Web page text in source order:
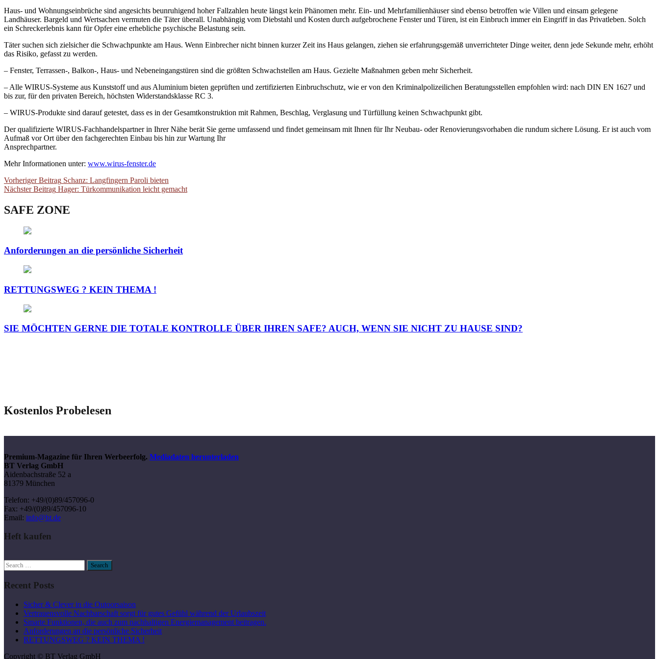
Haus- und Wohnungseinbrüche sind angesichts beunruhigend hoher Fallzahlen heute längst kein Phänomen mehr. Ein- und Mehrfamilienhäuser sind ebenso betroffen wie Villen und einsam gelegene
Landhäuser. Bargeld und Wertsachen vermuten die Täter überall. Unabhängig vom Diebstahl und Kosten durch aufgebrochene Fenster und Türen, ist ein Einbruch immer ein Eingriff in das Privatleben. Solch
ein Schreckerlebnis kann für Opfer eine erhebliche psychische Belastung sein.
Täter suchen sich zielsicher die Schwachpunkte am Haus. Wenn Einbrecher nicht binnen kurzer Zeit ins Haus gelangen, ziehen sie erfahrungsgemäß unverrichteter Dinge weiter, denn jede Sekunde mehr, erhöht
das Risiko, gefasst zu werden.
– Fenster, Terrassen-, Balkon-, Haus- und Nebeneingangstüren sind die größten Schwachstellen am Haus. Gezielte Maßnahmen geben mehr Sicherheit.
– Alle WIRUS-Systeme aus Kunststoff und aus Aluminium bieten geprüften und zertifizierten Einbruchschutz, wie er von den Kriminalpolizeilichen Beratungsstellen empfohlen wird: nach DIN EN 1627 und
bis zur, für den privaten Bereich, höchsten Widerstandsklasse RC 3.
– WIRUS-Produkte sind darauf getestet, dass es in der Gesamtkonstruktion mit Rahmen, Beschlag, Verglasung und Türfüllung keinen Schwachpunkt gibt.
Der qualifizierte WIRUS-Fachhandelspartner in Ihrer Nähe berät Sie gerne umfassend und findet gemeinsam mit Ihnen für Ihr Neubau- oder Renovierungsvorhaben die rundum sichere Lösung. Er ist auch vom
Aufmaß vor Ort über den fachgerechten Einbau bis hin zur Wartung Ihr
Ansprechpartner.
Mehr Informationen unter: www.wirus-fenster.de
Post
navigation
Vorheriger Beitrag Previous
post:
Schanz: Langfingern Paroli bieten
Nächster Beitrag Next
Hager: Türkommunikation leicht gemacht
SAFE ZONE
Anforderungen an die persönliche Sicherheit
RETTUNGSWEG ? KEIN THEMA !
SIE MÖCHTEN GERNE DIE TOTALE KONTROLLE ÜBER IHREN SAFE? AUCH, WENN SIE NICHT ZU HAUSE SIND?
Kostenlos Probelesen
Premium-Magazine für Ihren Werbeerfolg. Mediadaten herunterladen
BT Verlag GmbH
Aidenbachstraße 52 a
81379 München
Telefon: +49/(0)89/457096-0
Fax: +49/(0)89/457096-10
Email: info@bt.de
Heft kaufen
Search
for:
Recent Posts
Sicher & Clever in die Outoorsaison
Vertrauensvolle Nachbarschaft sorgt für gutes Gefühl während der Urlaubszeit
Smarte Funktionen, die auch zum nachhaltigen Energiemanagement beitragen.
Anforderungen an die persönliche Sicherheit
RETTUNGSWEG ? KEIN THEMA !
Copyright © BT Verlag GmbH